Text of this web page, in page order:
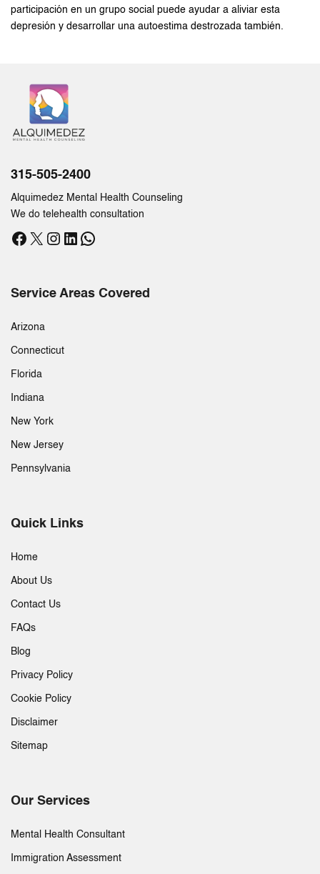
participación en un grupo social puede ayudar a aliviar esta
depresión y desarrollar una autoestima destrozada también.
315-505-2400
Alquimedez Mental Health Counseling
We do telehealth consultation
Facebook
X Instagram
LinkedIn
WhatsApp
Service Areas Covered
Arizona
Connecticut
Florida
Indiana
New York
New Jersey
Pennsylvania
Quick Links
Home
About Us
Contact Us
FAQs
Blog
Privacy Policy
Cookie Policy
Disclaimer
Sitemap
Our Services
Mental Health Consultant
Immigration Assessment